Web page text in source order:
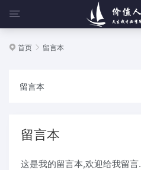

 首页  留言本
留言本
留言本
这是我的留言本,欢迎给我留言.